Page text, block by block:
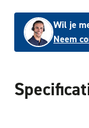
Wil je
Neem